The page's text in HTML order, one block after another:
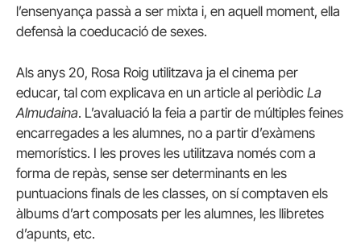
l’ensenyança passà a ser mixta i, en aquell moment, ella
defensà la coeducació de sexes.
Als anys 20, Rosa Roig utilitzava ja el cinema per
educar, tal com explicava en un article al periòdic La
Almudaina. L’avaluació la feia a partir de múltiples feines
encarregades a les alumnes, no a partir d’exàmens
memorístics. I les proves les utilitzava només com a
forma de repàs, sense ser determinants en les
puntuacions finals de les classes, on sí comptaven els
àlbums d’art composats per les alumnes, les llibretes
d’apunts, etc.